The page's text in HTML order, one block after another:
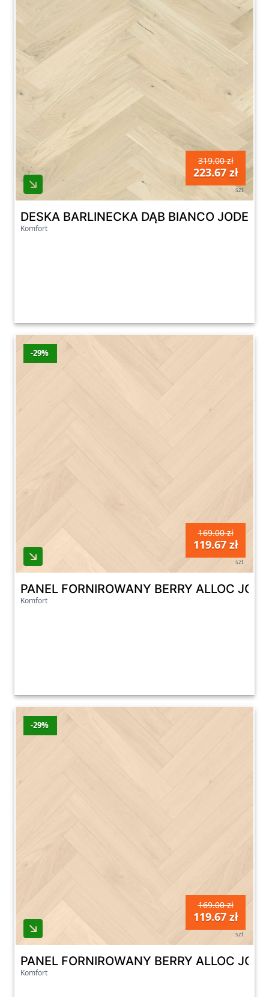
319.00 zł
223.67 zł
szt
DESKA BARLINECKA DĄB BIANCO
Komfort
-29%
169.00 zł
119.67 zł
szt
PANEL FORNIROWANY BERRY ALLOC
Komfort
-29%
169.00 zł
119.67 zł
szt
PANEL FORNIROWANY BERRY ALLOC
Komfort